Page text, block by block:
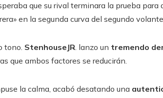
que su rival terminara la prueba para
en la segunda curva del segundo
tono. StenhouseJR. lanzo un tremendo
que ambos factores se reducirán.
la calma, acabó desatando una